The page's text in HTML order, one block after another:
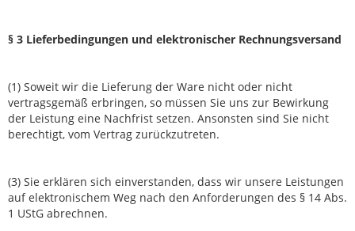
§ 3 Lieferbedingungen und elektronischer Rechnungsversand
(1) Soweit wir die Lieferung der Ware nicht oder nicht
vertragsgemäß erbringen, so müssen Sie uns zur Bewirkung
der Leistung eine Nachfrist setzen. Ansonsten sind Sie nicht
berechtigt, vom Vertrag zurückzutreten.
(3) Sie erklären sich einverstanden, dass wir unsere Leistungen
auf elektronischem Weg nach den Anforderungen des § 14 Abs.
1 UStG abrechnen.